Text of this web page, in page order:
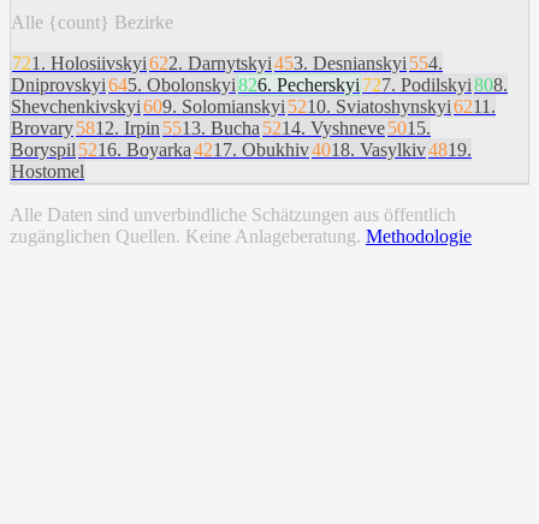
Alle {count} Bezirke
721 . Holosiivskyi622. Darnytskyi453. Desnianskyi 554.
Dniprovskyi645. Obolonskyi826. Pecherskyi 727. Podilskyi808.
Shevchenkivskyi609. Solomianskyi 5210. Sviatoshynskyi6211 .
Brovary5812. Irpin 5513. Bucha 5214. Vyshneve5015.
Boryspil 5216. Boyarka4217. Obukhiv4018. Vasylkiv4819.
Hostomel
Alle Daten sind unverbindliche Schätzungen aus öffentlich
zugänglichen Quellen. Keine Anlageberatung. Methodologie